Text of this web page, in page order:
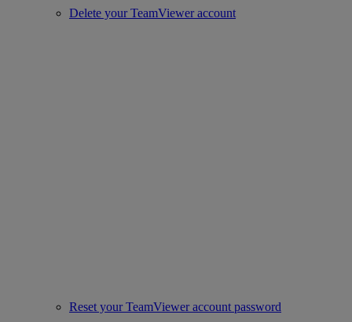
Delete your TeamViewer account
Reset your TeamViewer account password